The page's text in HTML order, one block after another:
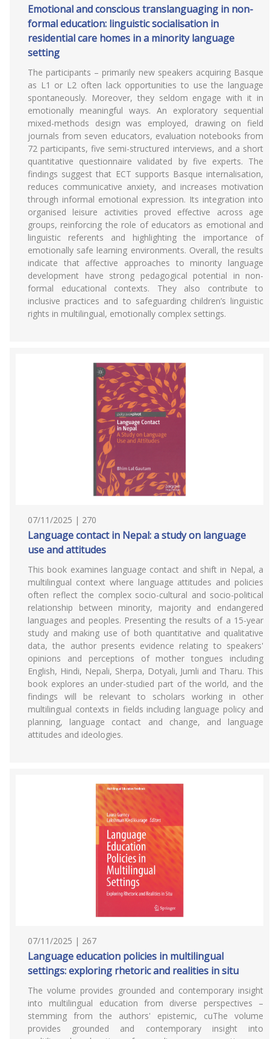
Emotional and conscious translanguaging in non-
formal education: linguistic socialisation in
residential care homes in a minority language
setting
The participants – primarily new speakers acquiring Basque
as L1 or L2 often lack opportunities to use the language
spontaneously. Moreover, they seldom engage with it in
emotionally meaningful ways. An exploratory sequential
mixed-methods design was employed, drawing on field
journals from seven educators, evaluation notebooks from
72 participants, five semi-structured interviews, and a short
quantitative questionnaire validated by five experts. The
findings suggest that ECT supports Basque internalisation,
reduces communicative anxiety, and increases motivation
through informal emotional expression. Its integration into
organised leisure activities proved effective across age
groups, reinforcing the role of educators as emotional and
linguistic referents and highlighting the importance of
emotionally safe learning environments. Overall, the results
indicate that affective approaches to minority language
development have strong pedagogical potential in non-
formal educational contexts. They also contribute to
inclusive practices and to safeguarding children’s linguistic
rights in multilingual, emotionally complex settings.
07/11/2025 | 270
Language contact in Nepal: a study on language
use and attitudes
This book examines language contact and shift in Nepal, a
multilingual context where language attitudes and policies
often reflect the complex socio-cultural and socio-political
relationship between minority, majority and endangered
languages and peoples. Presenting the results of a 15-year
study and making use of both quantitative and qualitative
data, the author presents evidence relating to speakers'
opinions and perceptions of mother tongues including
English, Hindi, Nepali, Sherpa, Dotyali, Jumli and Tharu. This
book explores an under-studied part of the world, and the
findings will be relevant to scholars working in other
multilingual contexts in fields including language policy and
planning, language contact and change, and language
attitudes and ideologies.
07/11/2025 | 267
Language education policies in multilingual
settings: exploring rhetoric and realities in situ
The volume provides grounded and contemporary insight
into multilingual education from diverse perspectives –
stemming from the authors' epistemic, cuThe volume
provides grounded and contemporary insight into